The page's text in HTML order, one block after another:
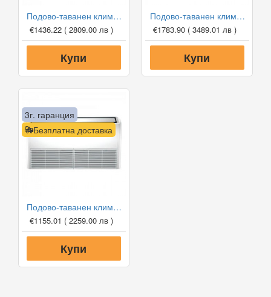
Подово-таванен климатик Midea MUE-24HRFNX-QRD0W/MOX430U-24HFN8-QRD0W, 24000 BTU, Клас A++
€1436.22 ( 2809.00 лв )
Купи
Подово-таванен климатик Fuji Electric RYG18LVTB/ROG18LBCB, 18000 BTU, Клас A++
€1783.90 ( 3489.01 лв )
Купи
Безплатна доставка
3г. гаранция
Подово-таванен климатик Midea MUEU-18HRFNX-QRD0W/MOX330U-18HFN8-QRD0W, 18000 BTU, Клас A++
€1155.01 ( 2259.00 лв )
Купи